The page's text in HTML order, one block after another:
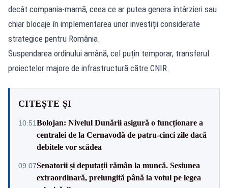
decât compania-mamă, ceea ce ar putea genera întârzieri sau
chiar blocaje în implementarea unor investiții considerate
strategice pentru România.
Suspendarea ordinului amână, cel puțin temporar, transferul
proiectelor majore de infrastructură către CNIR.
CITEȘTE ȘI
10:51Bolojan: Nivelul Dunării asigură o funcționare a
centralei de la Cernavodă de patru-cinci zile dacă
debitele vor scădea
09:07Senatorii și deputații rămân la muncă. Sesiunea
extraordinară, prelungită până la votul pe legea